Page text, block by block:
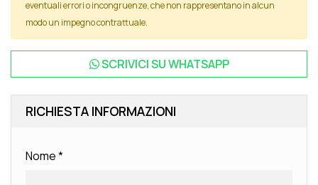
eventuali errori o incongruenze, che non rappresentano in alcun
modo un impegno contrattuale.
SCRIVICI SUWHATSAPP
RICHIESTA INFORMAZIONI
Nome*